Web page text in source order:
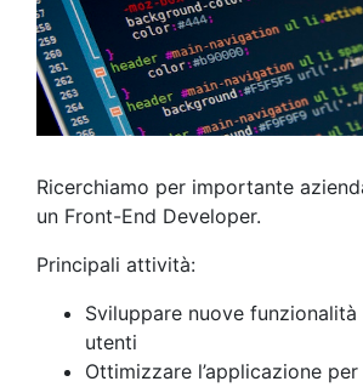
Ricerchiamo per importante
un Front-End Developer.
Principali attività:
Sviluppare nuove
utenti
Ottimizzare l’applicazione